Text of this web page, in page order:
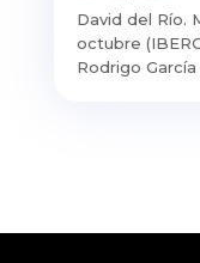
David del Río.
octubre
Rodrigo